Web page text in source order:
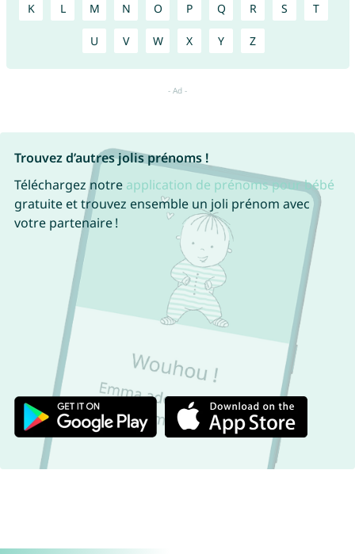
K L M N O P Q R S T
U V W X Y Z
Trouvez d’autres jolis prénoms !
Téléchargez notre application de prénoms pour bébé
gratuite et trouvez ensemble un joli prénom avec
votre partenaire !